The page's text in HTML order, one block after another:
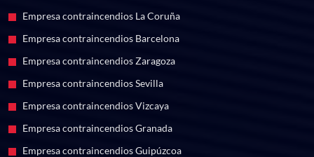
Empresa contraincendios La Coruña
Empresa contraincendios Barcelona
Empresa contraincendios Zaragoza
Empresa contraincendios Sevilla
Empresa contraincendios Vizcaya
Empresa contraincendios Granada
Empresa contraincendios Guipúzcoa